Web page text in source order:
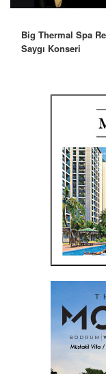
Big Thermal Spa
Saygı Konseri